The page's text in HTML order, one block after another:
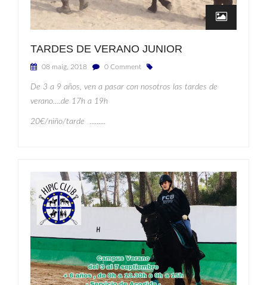
TARDES DE VERANO JUNIOR
08 maig, 2018 0 Comment
De 3 a 9 años, ven a pasar con nosotros las tardes de
verano….de 17h a 19h
20€/niño/tarde .........